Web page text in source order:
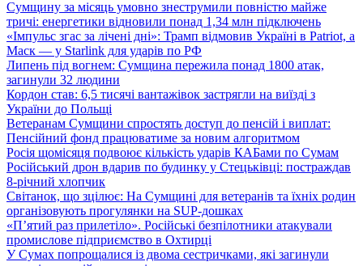
Сумщину за місяць умовно знеструмили повністю майже
тричі: енергетики відновили понад 1,34 млн підключень
«Імпульс згас за лічені дні»: Трамп відмовив Україні в Patriot, а
Маск — у Starlink для ударів по РФ
Липень під вогнем: Сумщина пережила понад 1800 атак,
загинули 32 людини
Кордон став: 6,5 тисячі вантажівок застрягли на виїзді з
України до Польщі
Ветеранам Сумщини спростять доступ до пенсій і виплат:
Пенсійний фонд працюватиме за новим алгоритмом
Росія щомісяця подвоює кількість ударів КАБами по Сумам
Російський дрон вдарив по будинку у Стецьківці: постраждав
8-річний хлопчик
Світанок, що зцілює: На Сумщині для ветеранів та їхніх родин
організовують прогулянки на SUP-дошках
«П’ятий раз прилетіло». Російські безпілотники атакували
промислове підприємство в Охтирці
У Сумах попрощалися із двома сестричками, які загинули